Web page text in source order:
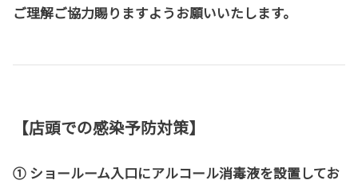
ご理解ご協力賜りますようお願いいたします。
【店頭での感染予防対策】
① ショールーム入口にアルコール消毒液を設置してお